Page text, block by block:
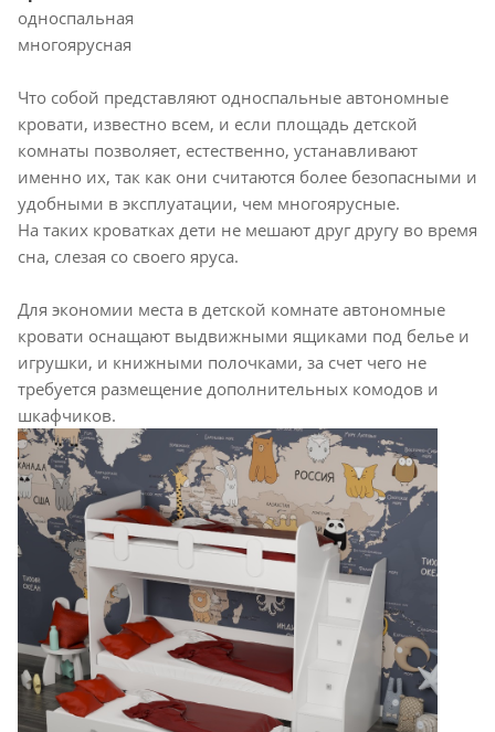
односпальная
многоярусная
Что собой представляют односпальные автономные
кровати, известно всем, и если площадь детской
комнаты позволяет, естественно, устанавливают
именно их, так как они считаются более безопасными и
удобными в эксплуатации, чем многоярусные.
На таких кроватках дети не мешают друг другу во время
сна, слезая со своего яруса.
Для экономии места в детской комнате автономные
кровати оснащают выдвижными ящиками под белье и
игрушки, и книжными полочками, за счет чего не
требуется размещение дополнительных комодов и
шкафчиков.